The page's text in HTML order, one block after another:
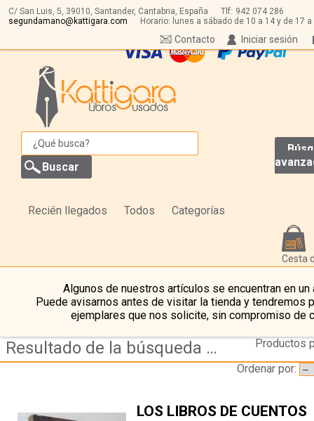
C/ San Luis, 5, 39010, Santander, Cantabria, España Tlf: 942 074 286
segundamano@kattigara.com
Horario: lunes a sábado de 10 a 14 y de 17 a
Iniciar sesión
Contacto
Recién llegados Todos Categorías
Cesta
Algunos de nuestros artículos se encuentran en un
Puede avisarnos antes de visitar la tienda y tendremos
ejemplares que nos solicite, sin compromiso de
Resultado de la búsqueda de autor cather,-willa
Productos
Ordenar por:
LOS LIBROS DE CUENTOS